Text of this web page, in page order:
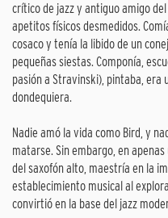
crítico de jazz y antiguo amigo
apetitos físicos desmedidos.
cosaco y tenía la libido de un
pequeñas siestas. Componía,
pasión a Stravinski), pintaba, era
dondequiera.
Nadie amó la vida como Bird, y
matarse. Sin embargo, en
del saxofón alto, maestría en la
establecimiento musical al
convirtió en la base del jazz